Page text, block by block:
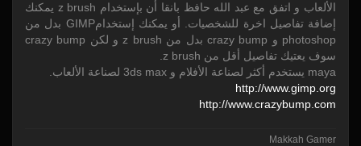
الألعاب و اتفق مع عبد الله حافظ بانقا أن بإستخدام z brush يمكنك
إضافة تفاصيل اخرة للشخصيات. أو يمكنك إستخدامGIMP بدل من
photoshop و crazy bump بدل من z brush و لكن crazy bump
سوف يعتيك تفاصيل أقل من z brush.
maya يستخدم أكثر لصناعة الأفلام و 3ds max لصناعة الألعاب.
http://www.gimp.org
http://www.crazybump.com
Makkah Gamer